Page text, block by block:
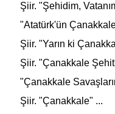
Şiir. "Şehidim,
"Atatürk'ün
Şiir. "Yarın ki
Şiir. "Çanakkale
"Çanakkale Savaşları
Şiir. "Çanakkale" ...